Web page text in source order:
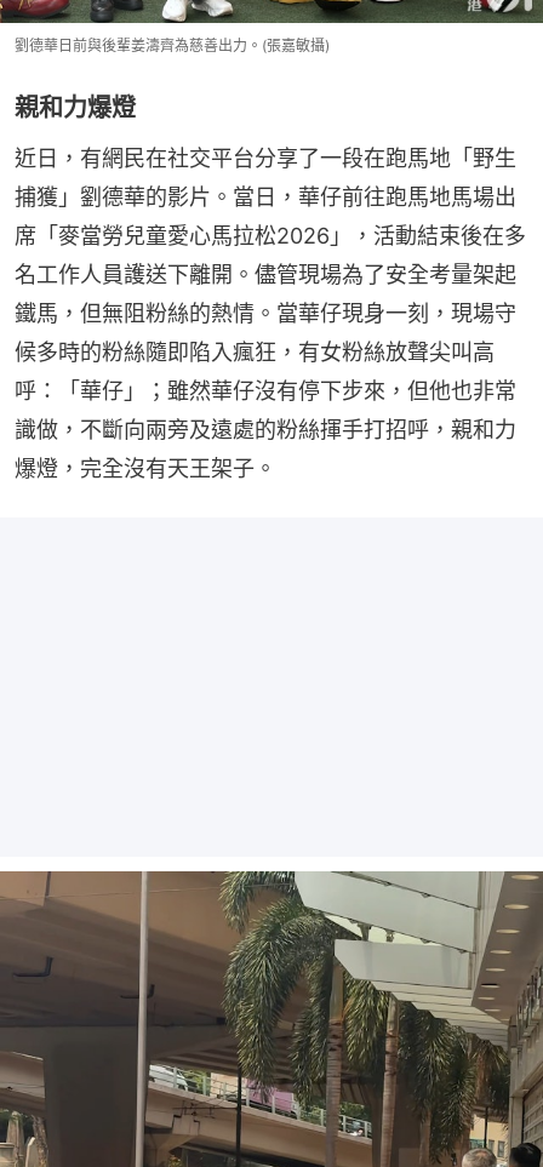
劉德華日前與後輩姜濤齊為慈善出力。(張嘉敏攝)
親和力爆燈
近日，有網民在社交平台分享了一段在跑馬地「野生
捕獲」劉德華的影片。當日，華仔前往跑馬地馬場出
席「麥當勞兒童愛心馬拉松2026」，活動結束後在多
名工作人員護送下離開。儘管現場為了安全考量架起
鐵馬，但無阻粉絲的熱情。當華仔現身一刻，現場守
候多時的粉絲隨即陷入瘋狂，有女粉絲放聲尖叫高
呼：「華仔」；雖然華仔沒有停下步來，但他也非常
識做，不斷向兩旁及遠處的粉絲揮手打招呼，親和力
爆燈，完全沒有天王架子。